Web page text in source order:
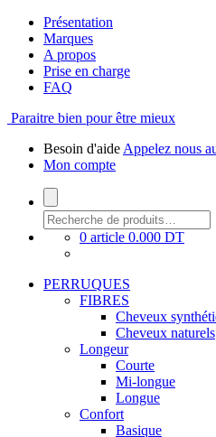
Présentation
Marques
A propos
Prise en charge
FAQ
Paraitre bien pour être mieux
Besoin d'aide Appelez nous
Mon compte
0 article 0.000 DT
PERRUQUES
FIBRES
Cheveux
Cheveux naturels
Longeur
Courte
Mi-longue
Longue
Confort
Basique